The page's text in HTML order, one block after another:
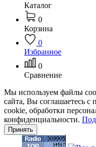
Каталог
0
Корзина
0
Избранное
0
Сравнение
Мы используем файлы
сайта, Вы соглашаетесь с
cookie, обработки
конфиденциальности.
Принять